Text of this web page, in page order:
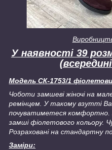
У наявності 39
Модель СК-1753/1
Чоботи замшеві жіночі на
ремінцем. У такому взутті
почуватиметеся комфортно.
замші фіолетового кольору.
Розраховані на стандартну
Заміри: